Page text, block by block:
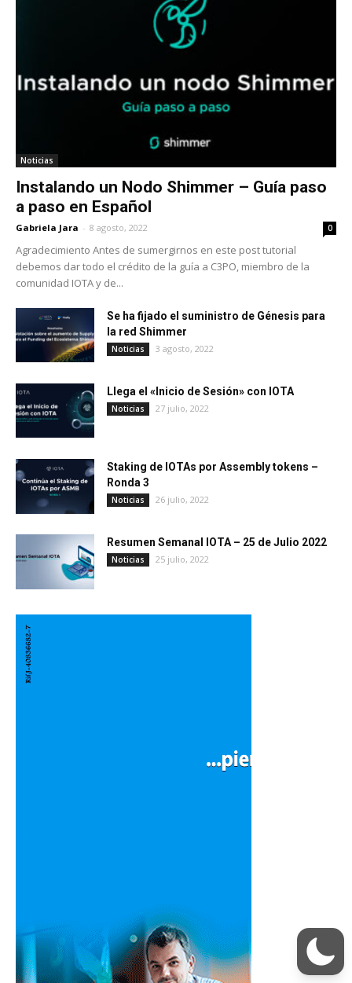
Noticias
Instalando un Nodo Shimmer – Guía paso
a paso en Español
Gabriela Jara - 8 agosto, 2022 0
Agradecimiento Antes de sumergirnos en este post tutorial
debemos dar todo el crédito de la guía a C3PO, miembro de la
comunidad IOTA y de...
Se ha fijado el suministro de Génesis para
la red Shimmer
Noticias 3 agosto, 2022
Llega el «Inicio de Sesión» con IOTA
Noticias 27 julio, 2022
Staking de IOTAs por Assembly tokens –
Ronda 3
Noticias 26 julio, 2022
Resumen Semanal IOTA – 25 de Julio 2022
Noticias 25 julio, 2022